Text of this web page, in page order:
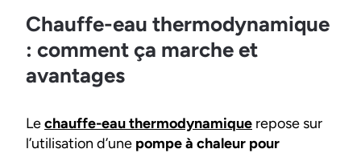
Chauffe-eau thermodynamique
: comment ça marche et
avantages
Lechauffe-eau thermodynamique repose sur
l’utilisation d’une pompe à chaleur pour